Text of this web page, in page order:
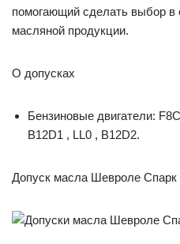
помогающий сделать выбор в
масляной продукции.
О допусках
Бензиновые двигатели:
B12D1 , LL0 , B12D2.
Допуск масла Шевроле Спарк